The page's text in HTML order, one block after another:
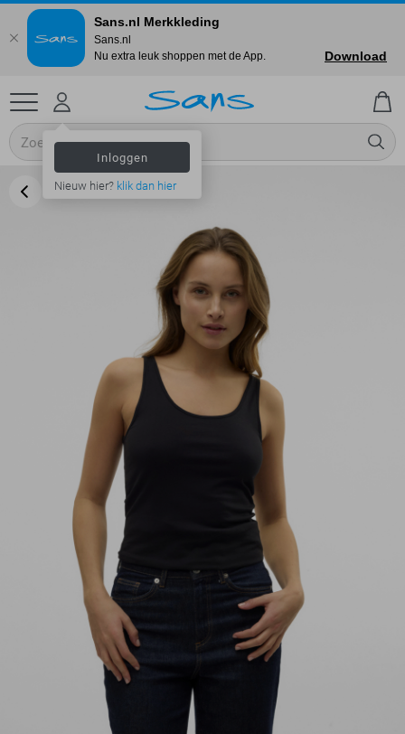
Inloggen
Nieuw hier? klik dan hier
Sans.nl Merkkleding
Sans.nl
Nu extra leuk shoppen met de App.
Download